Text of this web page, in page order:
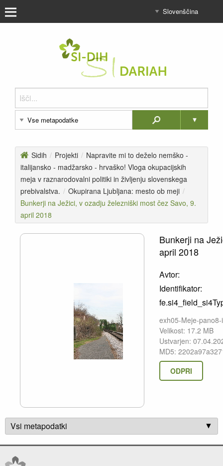
Sidih / Projekti / Napravite mi to deželo nemško -
italijansko - madžarsko - hrvaško! Vloga okupacijskih
meja v raznarodovalni politiki in življenju slovenskega
prebivalstva. / Okupirana Ljubljana: mesto ob meji /
Bunkerji na Ježici, v ozadju železniški most čez Savo, 9.
april 2018
Bunkerji na
april 2018
Avtor:
Identifikator:
exh05-Meje-
Velikost: 17.2 MB
Ustvarjen:
MD5:
ODPRI
Vsi metapodatki